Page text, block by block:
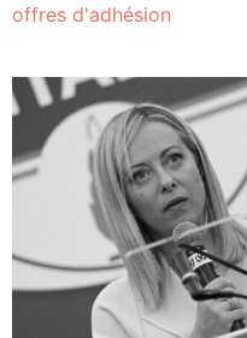
offres d'adhésion